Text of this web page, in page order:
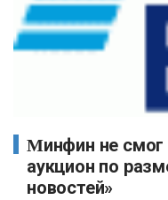
Минфин не смог провести очередной
аукцион по
новостей»